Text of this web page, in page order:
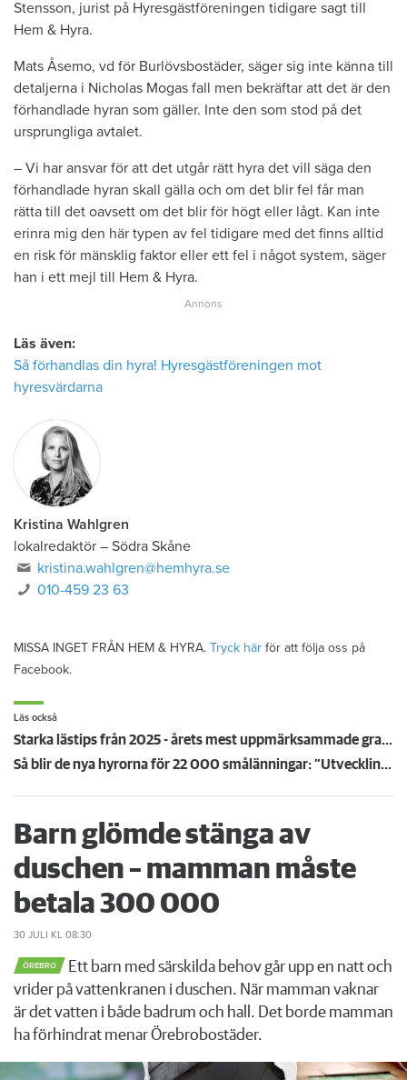
Stensson, jurist på Hyresgästföreningen tidigare sagt till
Hem & Hyra.
Mats Åsemo, vd för Burlövsbostäder, säger sig inte känna till
detaljerna i Nicholas Mogas fall men bekräftar att det är den
förhandlade hyran som gäller. Inte den som stod på det
ursprungliga avtalet.
– Vi har ansvar för att det utgår rätt hyra det vill säga den
förhandlade hyran skall gälla och om det blir fel får man
rätta till det oavsett om det blir för högt eller lågt. Kan inte
erinra mig den här typen av fel tidigare med det finns alltid
en risk för mänsklig faktor eller ett fel i något system, säger
han i ett mejl till Hem & Hyra.
Läs även:
Så förhandlas din hyra! Hyresgästföreningen mot
hyresvärdarna
Kristina Wahlgren
lokalredaktör – Södra Skåne
kristina.wahlgren@hemhyra.se
010-459 23 63
MISSA INGET FRÅN HEM & HYRA. Tryck här för att följa oss på
Facebook.
Läs också
Starka lästips från 2025 - årets mest uppmärksammade granskningar
Så blir de nya hyrorna för 22 000 smålänningar: ”Utvecklingen går åt rätt håll”
Barn glömde stänga av
duschen – mamman måste
betala 300 000
30 JULI KL 08:30
ÖREBRO
Ett barn med särskilda behov går upp en natt och
vrider på vattenkranen i duschen. När mamman vaknar
är det vatten i både badrum och hall. Det borde mamman
ha förhindrat menar Örebrobostäder.